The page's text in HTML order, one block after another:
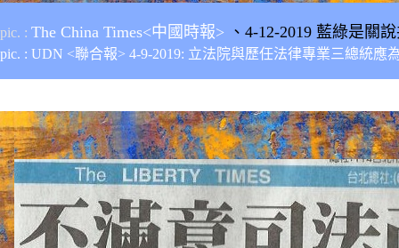
pic. : The China Times<中國時報> 、4-12-2019 藍綠是關
pic. : UDN <聯合報> 4-9-2019: 立法院與歷任法律專業三總統應